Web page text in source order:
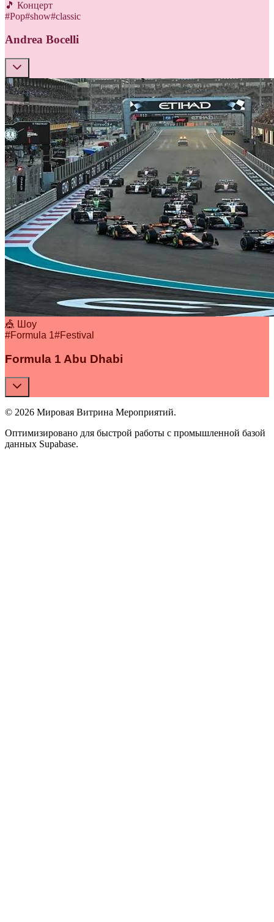
🎵 Концерт
#Pop#show#classic
Andrea Bocelli
🎪 Шоу
#Formula 1#Festival
Formula 1 Abu Dhabi
© 2026 Мировая Витрина Мероприятий.
Оптимизировано для быстрой работы с промышленной базой
данных Supabase.